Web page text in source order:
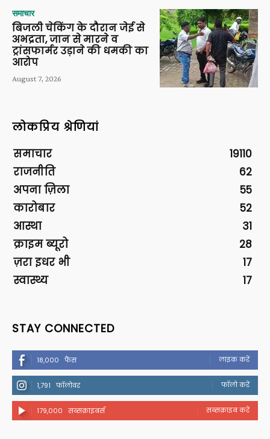
समाचार
बिजली चेकिंग के दौरान जेई से
अभद्रता, जान से मारने व
ट्रांसफार्मर उड़ाने की धमकी का
आरोप
August 7, 2026
लोकप्रिय श्रेणियां
समाचार
19110
राजनीति
62
अपना ज़िला
55
कारोबार
52
आस्था
31
क्राइम ब्यूरो
28
ज़रा इधर भी
17
स्वास्थ्य
17
STAY CONNECTED
18,000 फैंस लाइक करें
1,791 फॉलोवर फॉलो करें
179,000 सब्सक्राइबर्स सब्सक्राइब करें